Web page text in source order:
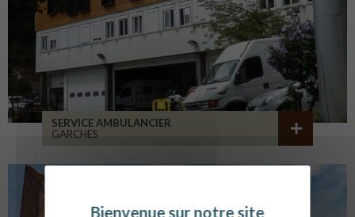
SERVICE AMBULANCIER
GARCHES